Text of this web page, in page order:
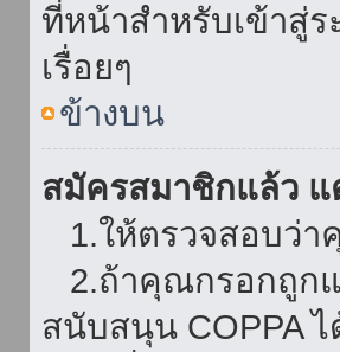
ที่หน้าสำหรับเข้าสู่
เรื่อยๆ
ข้างบน
สมัครสมาชิกแล้ว แ
1.ให้ตรวจสอบว่า
2.ถ้าคุณกรอกถูกแ
สนับสนุน COPPA